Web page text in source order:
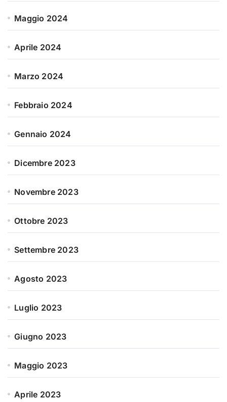
Maggio 2024
Aprile 2024
Marzo 2024
Febbraio 2024
Gennaio 2024
Dicembre 2023
Novembre 2023
Ottobre 2023
Settembre 2023
Agosto 2023
Luglio 2023
Giugno 2023
Maggio 2023
Aprile 2023